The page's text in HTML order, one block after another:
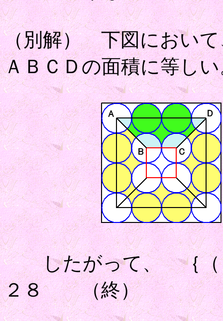
（別解） 下図において
ＡＢＣＤの面積に等し
したがって、 ｛（１
２８ （終）